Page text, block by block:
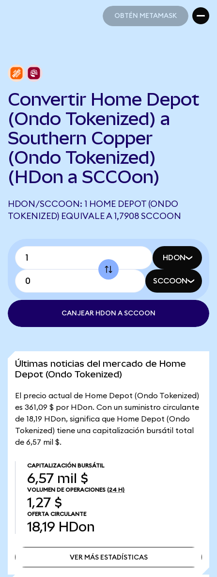
OBTÉN METAMASK
Convertir Home Depot
(Ondo Tokenized) a
Southern Copper
(Ondo Tokenized)
(HDon a SCCOon)
HDON/SCCOON: 1 HOME DEPOT (ONDO
TOKENIZED) EQUIVALE A 1,7908 SCCOON
HDON
SCCOON
CANJEAR HDON A SCCOON
Últimas noticias del mercado de Home
Depot (Ondo Tokenized)
El precio actual de Home Depot (Ondo Tokenized)
es 361,09 $ por HDon. Con un suministro circulante
de 18,19 HDon, significa que Home Depot (Ondo
Tokenized) tiene una capitalización bursátil total
de 6,57 mil $.
CAPITALIZACIÓN BURSÁTIL
6,57 mil $
VOLUMEN DE OPERACIONES (24 H)
1,27 $
OFERTA CIRCULANTE
18,19 HDon
VER MÁS ESTADÍSTICAS